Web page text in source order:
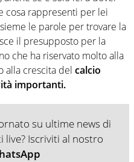
cosa rappresenti per lei
le parole per trovare la
il presupposto per la
che ha riservato molto alla
alla crescita del calcio
importanti.
su ultime news di
Iscriviti al nostro